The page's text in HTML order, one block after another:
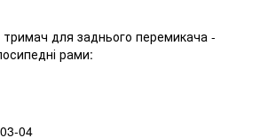
тримач для заднього перемикача -
рами:
04